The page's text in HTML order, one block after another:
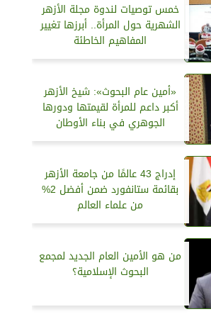
خمس توصيات لندوة مجلة الأزهر
الشهرية حول المرأة.. أبرزها تغيير
المفاهيم الخاطئة
«أمين عام البحوث»: شيخ الأزهر
أكبر داعم للمرأة لقيمتها ودورها
الجوهري في بناء الأوطان
إدراج 43 عالمًا من جامعة الأزهر
بقائمة ستانفورد ضمن أفضل 2%
من علماء العالم
من هو الأمين العام الجديد لمجمع
البحوث الإسلامية؟